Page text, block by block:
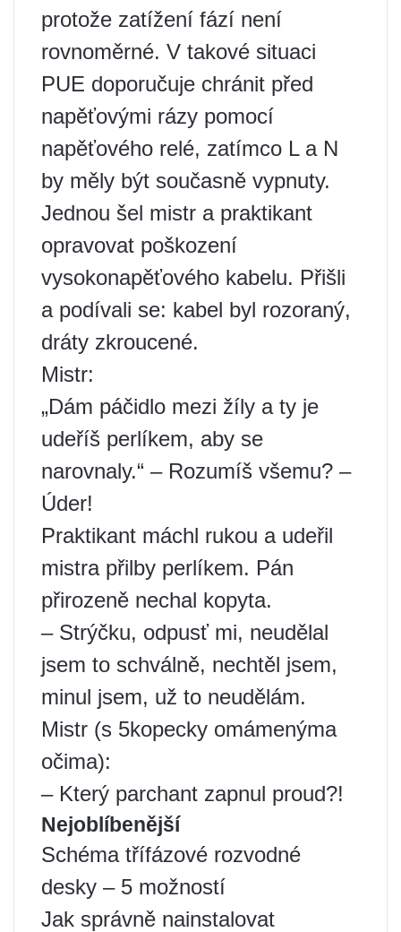
protože zatížení fází není
rovnoměrné. V takové situaci
PUE doporučuje chránit před
napěťovými rázy pomocí
napěťového relé, zatímco L a N
by měly být současně vypnuty.
Jednou šel mistr a praktikant
opravovat poškození
vysokonapěťového kabelu. Přišli
a podívali se: kabel byl rozoraný,
dráty zkroucené.
Mistr:
„Dám páčidlo mezi žíly a ty je
udeříš perlíkem, aby se
narovnaly.“ – Rozumíš všemu? –
Úder!
Praktikant máchl rukou a udeřil
mistra přilby perlíkem. Pán
přirozeně nechal kopyta.
– Strýčku, odpusť mi, neudělal
jsem to schválně, nechtěl jsem,
minul jsem, už to neudělám.
Mistr (s 5kopecky omámenýma
očima):
– Který parchant zapnul proud?!
Nejoblíbenější
Schéma třífázové rozvodné
desky – 5 možností
Jak správně nainstalovat